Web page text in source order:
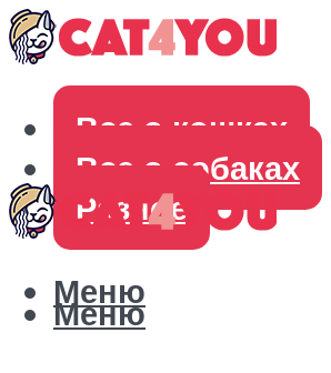
Все о кошках
Все о собаках
Разное
Меню
Меню